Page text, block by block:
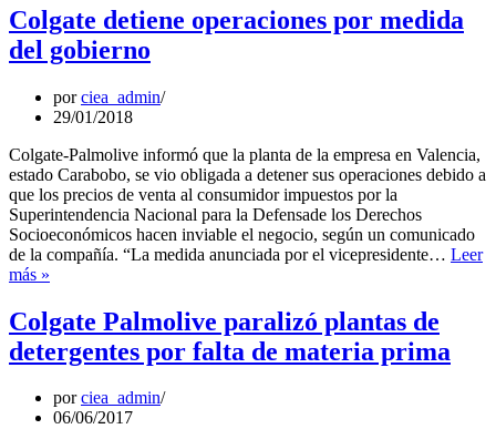
impone
precios
la
falta
de
divisas
Colgate detiene operaciones por medida
del gobierno
porciea_admin
29/01/2018
Colgate-Palmolive informó que la planta de la empresa en Valencia,
estado Carabobo, se vio obligada a detener sus operaciones debido a
que los precios de venta al consumidor impuestos por la
Superintendencia Nacional para la Defensade los Derechos
Socioeconómicos hacen inviable el negocio, según un comunicado
de la compañía. “La medida anunciada por el vicepresidente… Leer
más »
operaciones
por
medida
gobierno
Colgate Palmolive paralizó plantas de
detergentes por falta de materia prima
porciea_admin
06/06/2017